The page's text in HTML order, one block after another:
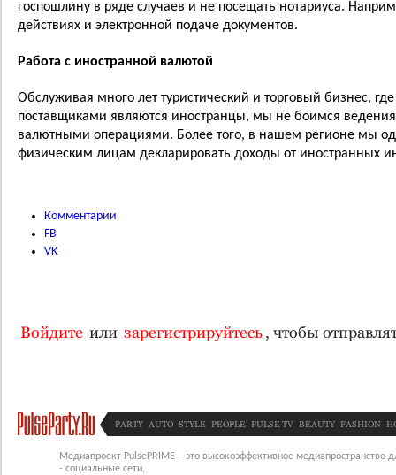
госпошлину в ряде случаев и не посещать нотариуса.
действиях и электронной подаче документов.
Работа с иностранной валютой
Обслуживая много лет туристический и торговый бизнес,
поставщиками являются иностранцы, мы не боимся ведения
валютными операциями. Более того, в нашем регионе мы
физическим лицам декларировать доходы от иностранных
Комментарии
FB
VK
Войдите или зарегистрируйтесь, чтобы
PARTY AUTO STYLE PEOPLE PULSE TV BEAUTY FASHION
Медиапроект PulsePRIME – это высокоэффективное медиапространство
- социальные сети,